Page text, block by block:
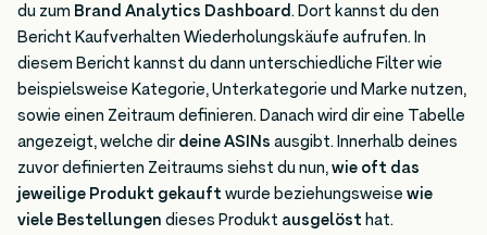
du zum Brand Analytics Dashboard. Dort kannst du den
Bericht Kaufverhalten Wiederholungskäufe aufrufen. In
diesem Bericht kannst du dann unterschiedliche Filter wie
beispielsweise Kategorie, Unterkategorie und Marke nutzen,
sowie einen Zeitraum definieren. Danach wird dir eine Tabelle
angezeigt, welche dirdeine ASINsausgibt. Innerhalb deines
zuvor definierten Zeitraums siehst du nun,wie oft das
jeweilige Produkt gekauftwurde beziehungsweisewie
viele Bestellungendieses Produkt ausgelösthat.